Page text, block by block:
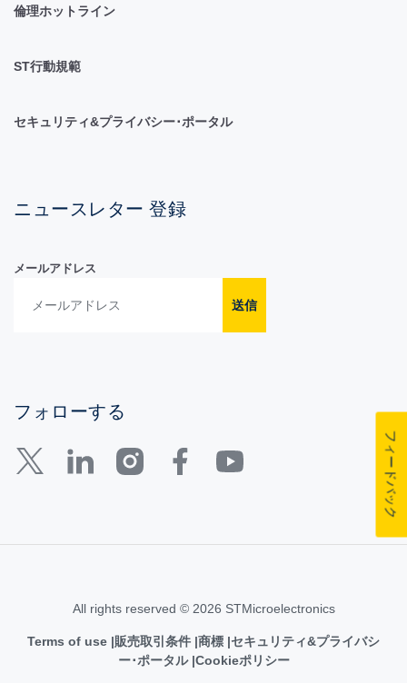
倫理ホットライン
ST行動規範
セキュリティ&プライバシー･ポータル
ニュースレター 登録
メールアドレス
送信
フォローする
All rights reserved © 2026 STMicroelectronics
Terms of use 販売取引条件 商標 セキュリティ&プライバシ
ー･ポータル Cookieポリシー
フィードバック